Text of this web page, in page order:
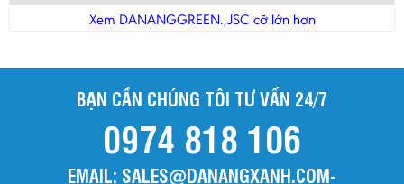
Xem DANANGGREEN.,JSC cỡ lớn hơn
BẠN CẦN CHÚNG TÔI TƯ VẤN 24/7
0974 818 106
EMAIL: SALES@DANANGXANH.COM-